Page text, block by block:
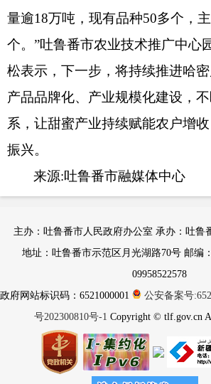
量逾18万吨，现有品种50多个，
个。”吐鲁番市农业技术推广中心
松表示，下一步，将持续推进哈密
产品品牌化、产业规模化建设，
系，让甜蜜产业持续赋能农户增
振兴。
来源:吐鲁番市融媒体中心
主办：吐鲁番市人民政府办公室 承办：吐鲁
地址：吐鲁番市示范区月光湖路70号 邮编
09958522578
政府网站标识码：6521000001
公安备案号
号202300810号-1 Copyright © tlf.gov.cn